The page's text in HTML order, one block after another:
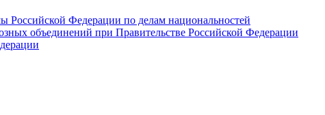
Российской Федерации по делам национальностей
объединений при Правительстве Российской Федерации